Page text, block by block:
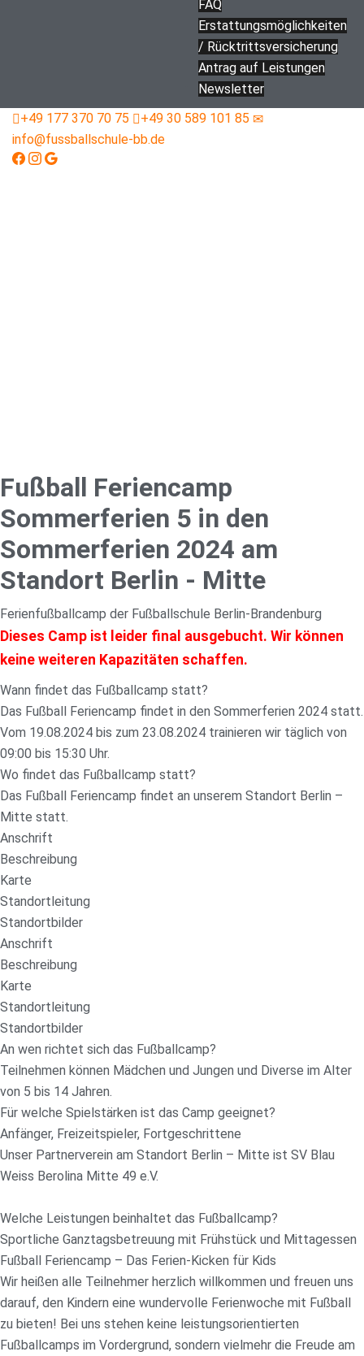
FAQ
Erstattungs­­möglichkeiten
/ Rücktritts­versicherung
Antrag auf Leistungen
Newsletter
+49 177 370 70 75
+49 30 589 101 85
info@fussballschule-bb.de
Fußball Feriencamp
Sommerferien 5 in den
Sommerferien 2024 am
Standort Berlin - Mitte
Ferienfußballcamp der Fußballschule Berlin-Brandenburg
Dieses Camp ist leider final ausgebucht. Wir können
keine weiteren Kapazitäten schaffen.
Wann findet das Fußballcamp statt?
Das Fußball Feriencamp findet in den Sommerferien 2024 statt.
Vom 19.08.2024 bis zum 23.08.2024 trainieren wir täglich von
09:00 bis 15:30 Uhr.
Wo findet das Fußballcamp statt?
Das Fußball Feriencamp findet an unserem Standort Berlin –
Mitte statt.
Anschrift
Beschreibung
Karte
Standortleitung
Standortbilder
Anschrift
Beschreibung
Karte
Standortleitung
Standortbilder
An wen richtet sich das Fußballcamp?
Teilnehmen können Mädchen und Jungen und Diverse im Alter
von 5 bis 14 Jahren.
Für welche Spielstärken ist das Camp geeignet?
Anfänger, Freizeitspieler, Fortgeschrittene
Unser Partnerverein am Standort Berlin – Mitte ist SV Blau
Weiss Berolina Mitte 49 e.V.
Welche Leistungen beinhaltet das Fußballcamp?
Sportliche Ganztagsbetreuung mit Frühstück und Mittagessen
Fußball Feriencamp – Das Ferien-Kicken für Kids
Wir heißen alle Teilnehmer herzlich willkommen und freuen uns
darauf, den Kindern eine wundervolle Ferienwoche mit Fußball
zu bieten! Bei uns stehen keine leistungsorientierten
Fußballcamps im Vordergrund, sondern vielmehr die Freude am